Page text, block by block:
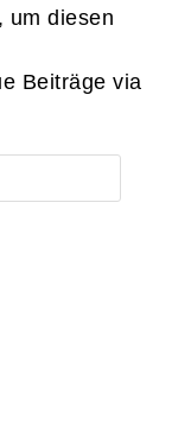
um diesen
Beiträge via